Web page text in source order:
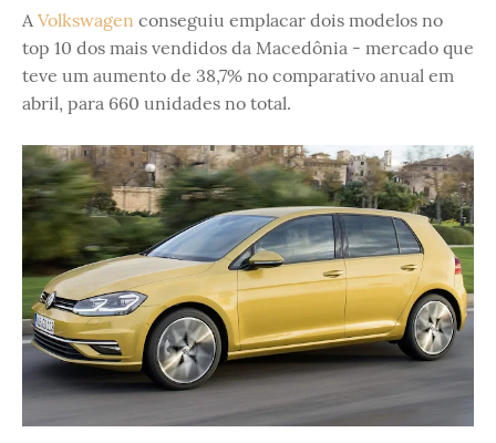
A Volkswagen conseguiu emplacar dois modelos no
top 10 dos mais vendidos da Macedônia - mercado que
teve um aumento de 38,7% no comparativo anual em
abril, para 660 unidades no total.